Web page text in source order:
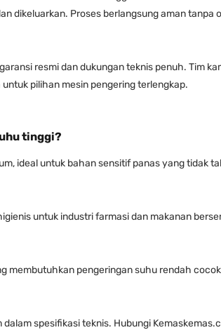
dikeluarkan. Proses berlangsung aman tanpa
resmi dan dukungan teknis penuh. Tim
untuk pilihan mesin pengering terlengkap.
tinggi?
ideal untuk bahan sensitif panas yang tidak
untuk industri farmasi dan makanan
membutuhkan pengeringan suhu rendah
spesifikasi teknis. Hubungi